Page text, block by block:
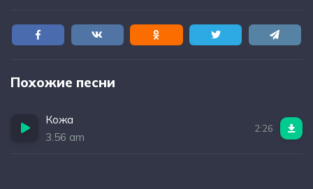
Похожие песни
Кожа
3.56 am
2:26